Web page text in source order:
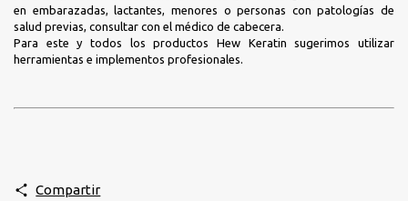
en embarazadas, lactantes, menores o personas con patologías de
salud previas, consultar con el médico de cabecera.
Para este y todos los productos Hew Keratin sugerimos utilizar
herramientas e implementos profesionales.
Compartir